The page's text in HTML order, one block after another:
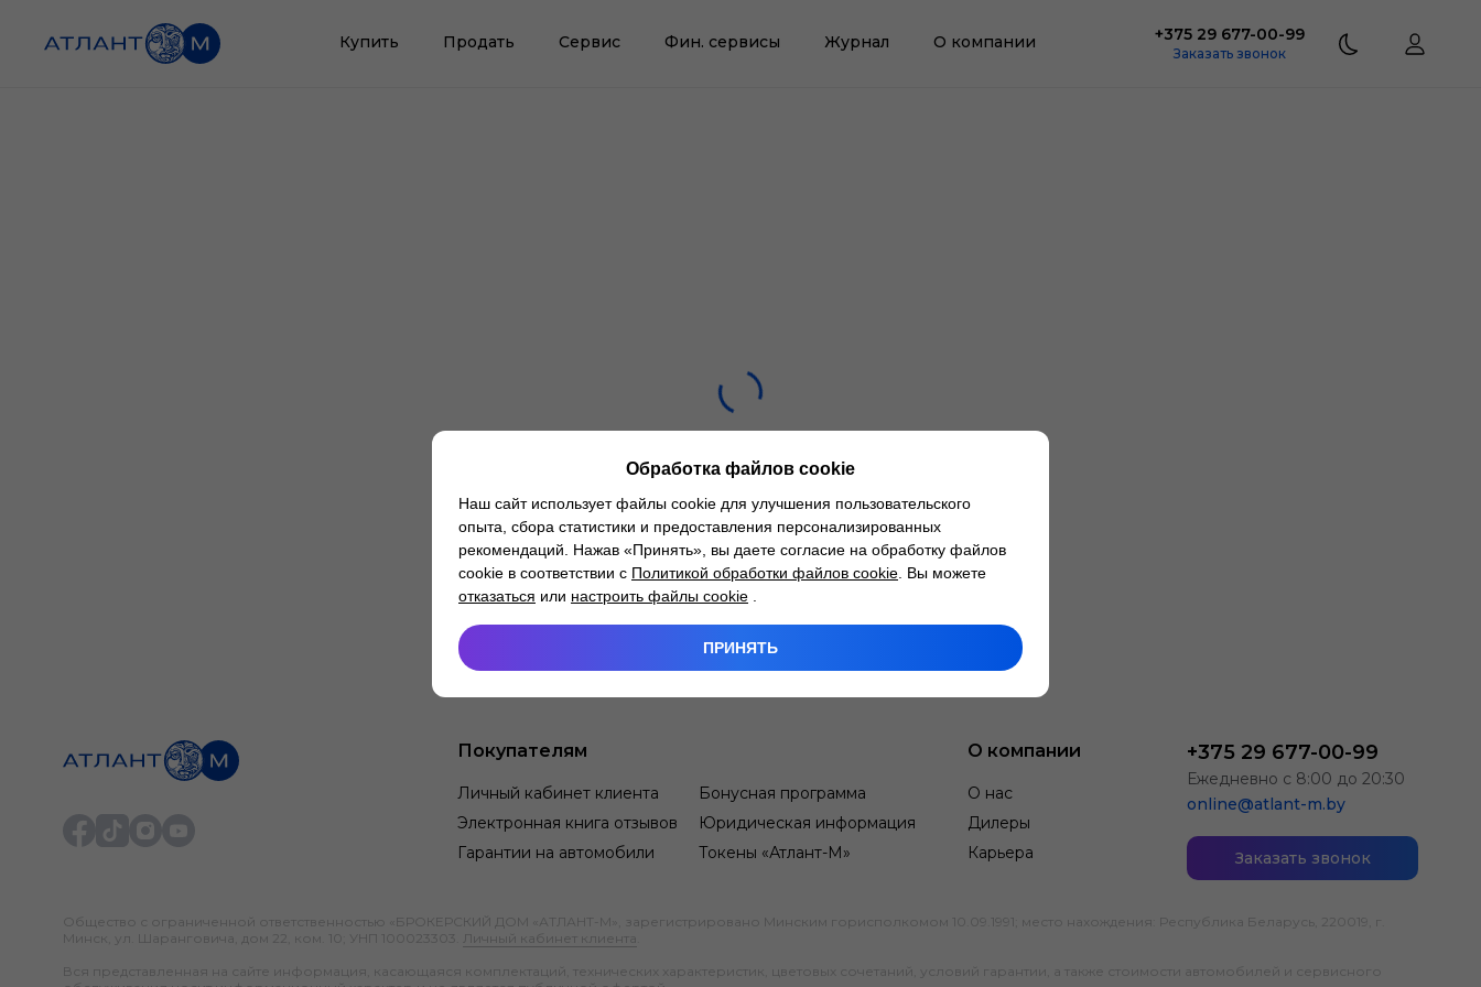
Купить Продать Сервис Фин. сервисы Журнал О компании +375 29 677-00-99
Заказать звонок
Покупателям
Личный кабинет клиента
Бонусная программа
Электронная книга отзывов
Юридическая информация
Гарантии на автомобили
Токены «Атлант-М»
О компании
О нас
Дилеры
Карьера
+375 29 677-00-99
Ежедневно с 8:00 до 20:30
online@atlant-m.by
Заказать звонок
Общество с ограниченной ответственностью «БРОКЕРСКИЙ ДОМ «АТЛАНТ-М», зарегистрировано Минским горисполкомом 10.09.1991; место нахождения: Республика Беларусь, 220019, г.
Минск, ул. Шаранговича, дом 22, ком. 10; УНП 100023303.
Личный кабинет клиента
Вся представленная на сайте информация, касающаяся комплектаций, технических характеристик, цветовых сочетаний, условий гарантии, а также стоимости автомобилей и сервисного
Обработка файлов cookie
Наш сайт использует файлы cookie для улучшения пользовательского
опыта, сбора статистики и предоставления персонализированных
рекомендаций. Нажав «Принять», вы даете согласие на обработку файлов
cookie в соответствии с Политикой обработки файлов cookie . Вы можете
отказаться или настроить файлы cookie
ПРИНЯТЬ